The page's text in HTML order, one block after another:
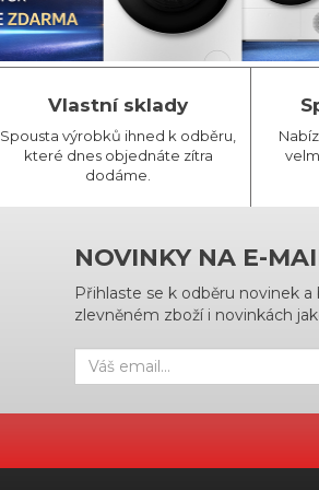
Vlastní sklady
Spousta výrobků ihned k odběru,
které dnes objednáte zítra
dodáme.
NOVINKY NA E-
Přihlaste se k odběru novinek
zlevněném zboží i novinkách